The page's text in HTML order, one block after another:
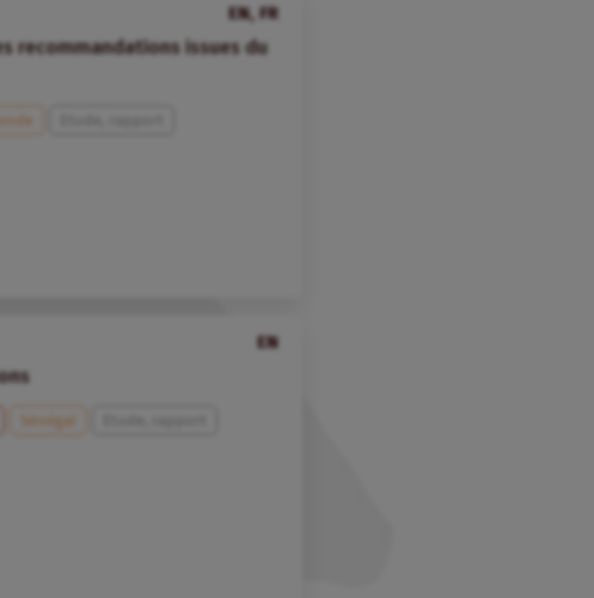
EN, FR
recommandations issues du
EN
Sénégal